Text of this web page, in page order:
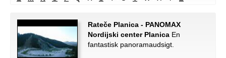
Rateče Planica - PANOMAX
Nordijski center Planica En
fantastisk panoramaudsigt.